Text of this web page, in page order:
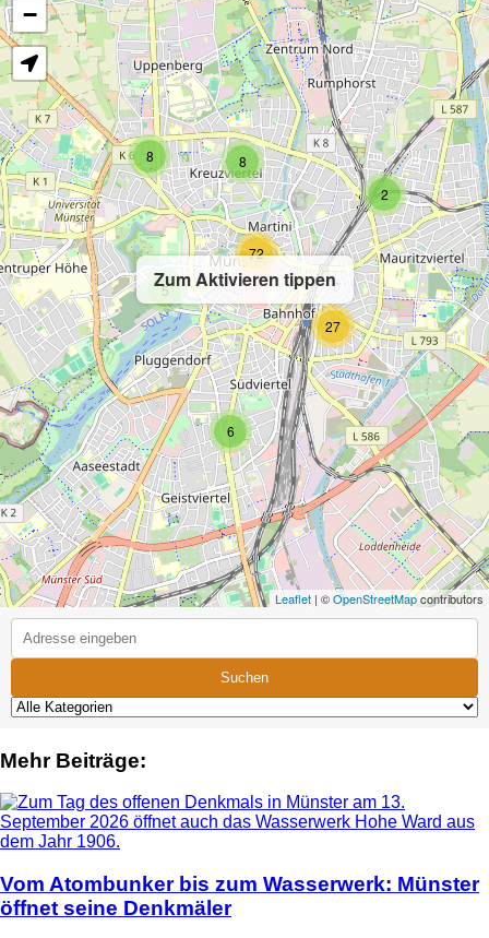
Zum Aktivieren tippen
2
8
6
8
27
5
72
−
Leaflet | ©OpenStreetMapcontributors
Suchen
Mehr Beiträge:
Vom Atombunker bis zum Wasserwerk: Münster
öffnet seine Denkmäler